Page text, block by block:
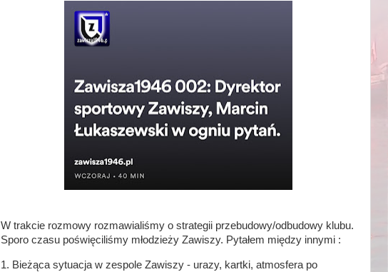
W trakcie rozmowy rozmawialiśmy o strategii przebudowy/odbudowy klubu.
Sporo czasu poświęciliśmy młodzieży Zawiszy. Pytałem między innymi :
1. Bieżąca sytuacja w zespole Zawiszy - urazy, kartki, atmosfera po